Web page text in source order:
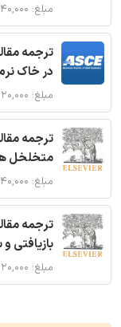
مبلغ: ۱۴۰,۰۰۰ تومان
ترجمه
در خاک
مبلغ: ۱۲۰,۰۰۰ تومان
ترجمه
متخلخل
مبلغ: ۱۴۰,۰۰۰ تومان
ترجمه
بازیافتی
مبلغ: ۱۲۰,۰۰۰ تومان